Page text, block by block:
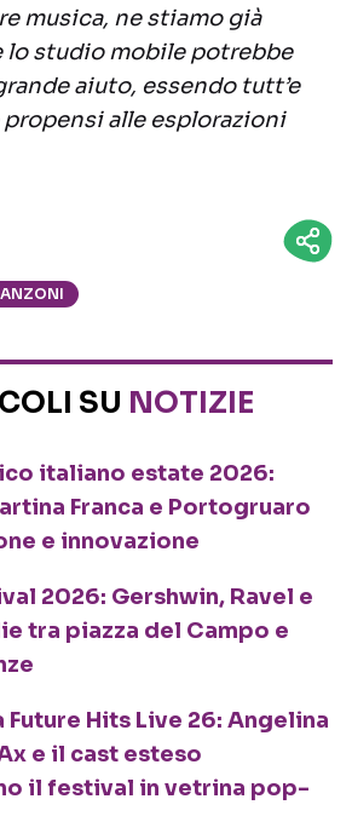
musica, ne stiamo già
lo studio mobile potrebbe
aiuto, essendo tutt’e
alle esplorazioni
SU NOTIZIE
italiano estate 2026:
Franca e Portogruaro
e innovazione
2026: Gershwin, Ravel e
tra piazza del Campo e
Future Hits Live 26: Angelina
e il cast esteso
il festival in vetrina pop-